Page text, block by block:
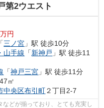
第2ウエスト
万円
「三ノ宮 」駅 徒歩10分
山手線 「新神戸 」駅 徒歩11
「神戸三宮 」駅 徒歩11分
㎡
中央区布引町２丁目2-7
どが揃っており、とても充実し